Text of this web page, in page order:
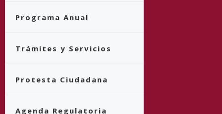
Programa Anual
Trámites y Servicios
Protesta Ciudadana
Agenda Regulatoria